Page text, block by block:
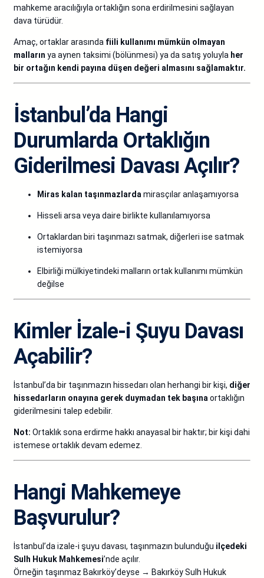
mahkeme aracılığıyla ortaklığın sona erdirilmesini sağlayan
dava türüdür.
Amaç, ortaklar arasında fiili kullanımı mümkün olmayan
malların ya aynen taksimi (bölünmesi) ya da satış yoluyla her
bir ortağın kendi payına düşen değeri almasını sağlamaktır.
İstanbul’da Hangi
Durumlarda Ortaklığın
Giderilmesi Davası Açılır?
Miras kalan taşınmazlarda mirasçılar anlaşamıyorsa
Hisseli arsa veya daire birlikte kullanılamıyorsa
Ortaklardan biri taşınmazı satmak, diğerleri ise satmak
istemiyorsa
Elbirliği mülkiyetindeki malların ortak kullanımı mümkün
değilse
Kimler İzale-i Şuyu Davası
Açabilir?
İstanbul’da bir taşınmazın hissedarı olan herhangi bir kişi, diğer
hissedarların onayına gerek duymadan tek başına ortaklığın
giderilmesini talep edebilir.
Not: Ortaklık sona erdirme hakkı anayasal bir haktır; bir kişi dahi
istemese ortaklık devam edemez.
Hangi Mahkemeye
Başvurulur?
İstanbul’da izale-i şuyu davası, taşınmazın bulunduğu ilçedeki
Sulh Hukuk Mahkemesi’nde açılır.
Örneğin taşınmaz Bakırköy’deyse → Bakırköy Sulh Hukuk